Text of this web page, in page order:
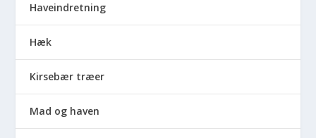
Haveindretning
Hæk
Kirsebær træer
Mad og haven